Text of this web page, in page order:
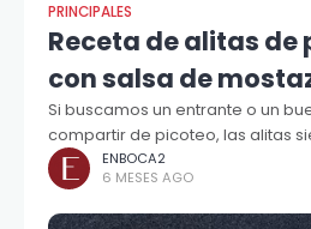
PRINCIPALES
Receta de alitas de
con salsa de
Si buscamos un entrante o un
compartir de picoteo, las alitas
estupenda opción.
ENBOCA2
6 MESES AGO